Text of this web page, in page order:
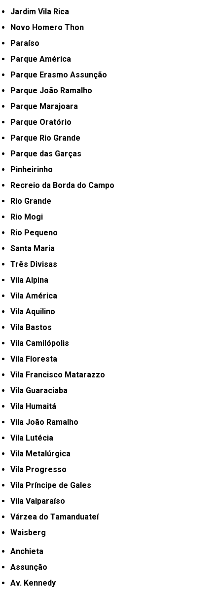
Jardim Vila Rica
Novo Homero Thon
Paraíso
Parque América
Parque Erasmo Assunção
Parque João Ramalho
Parque Marajoara
Parque Oratório
Parque Rio Grande
Parque das Garças
Pinheirinho
Recreio da Borda do Campo
Rio Grande
Rio Mogi
Rio Pequeno
Santa Maria
Três Divisas
Vila Alpina
Vila América
Vila Aquilino
Vila Bastos
Vila Camilópolis
Vila Floresta
Vila Francisco Matarazzo
Vila Guaraciaba
Vila Humaitá
Vila João Ramalho
Vila Lutécia
Vila Metalúrgica
Vila Progresso
Vila Príncipe de Gales
Vila Valparaíso
Várzea do Tamanduateí
Waisberg
Anchieta
Assunção
Av. Kennedy